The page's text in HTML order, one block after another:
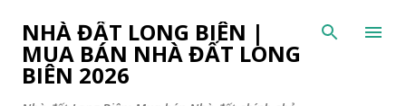
Chuyển đến nội dung chính
NHÀ ĐẤT LONG BIÊN |
MUA BÁN NHÀ ĐẤT LONG
BIÊN 2026